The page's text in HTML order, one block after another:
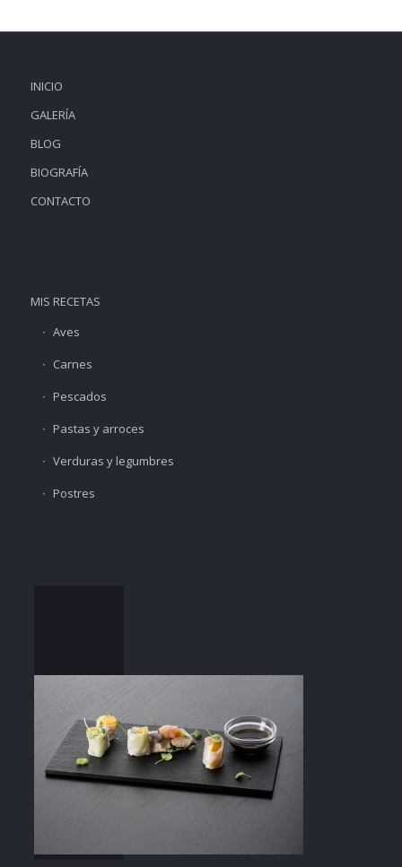
INICIO
GALERÍA
BLOG
BIOGRAFÍA
CONTACTO
MIS RECETAS
Aves
Carnes
Pescados
Pastas y arroces
Verduras y legumbres
Postres